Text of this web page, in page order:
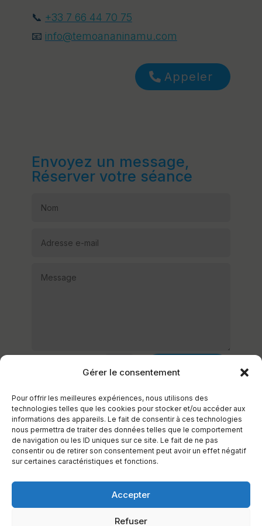
Gérer le consentement
Pour offrir les meilleures expériences, nous utilisons des
technologies telles que les cookies pour stocker et/ou accéder aux
informations des appareils. Le fait de consentir à ces technologies
nous permettra de traiter des données telles que le comportement
de navigation ou les ID uniques sur ce site. Le fait de ne pas
consentir ou de retirer son consentement peut avoir un effet négatif
sur certaines caractéristiques et fonctions.
Accepter
Refuser
📞 +33 7 66 44 70 75
📧 info@temoananinamu.com
Appeler
Envoyez un message,
Réserver votre séance
11 + 5= ENVOI